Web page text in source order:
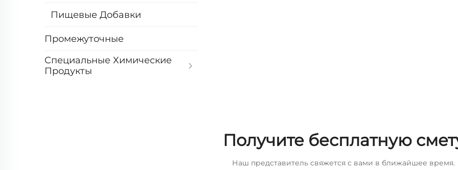
Пищевые Добавки
Промежуточные
Специальные Химические
Продукты
Получите бесплатную
Наш представитель свяжется с вами в ближайшее время.